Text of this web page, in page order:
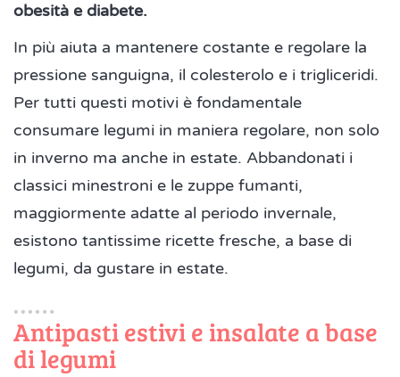
obesità e diabete.
In più aiuta a mantenere costante e regolare la
pressione sanguigna, il colesterolo e i trigliceridi.
Per tutti questi motivi è fondamentale
consumare legumi in maniera regolare, non solo
in inverno ma anche in estate. Abbandonati i
classici minestroni e le zuppe fumanti,
maggiormente adatte al periodo invernale,
esistono tantissime ricette fresche, a base di
legumi, da gustare in estate.
Antipasti estivi e insalate a base
di legumi